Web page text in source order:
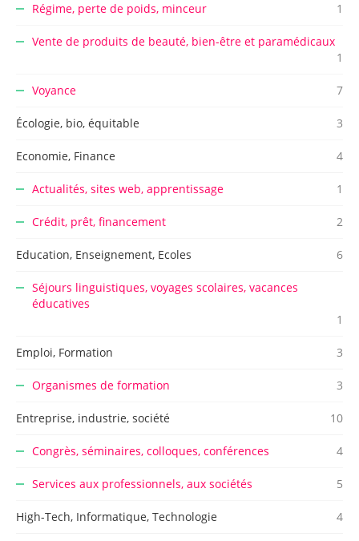
Régime, perte de poids, minceur 1
Vente de produits de beauté, bien-être et paramédicaux
1
Voyance 7
Écologie, bio, équitable 3
Economie, Finance 4
Actualités, sites web, apprentissage 1
Crédit, prêt, financement 2
Education, Enseignement, Ecoles 6
Séjours linguistiques, voyages scolaires, vacances
éducatives
1
Emploi, Formation 3
Organismes de formation 3
Entreprise, industrie, société 10
Congrès, séminaires, colloques, conférences 4
Services aux professionnels, aux sociétés 5
High-Tech, Informatique, Technologie 4